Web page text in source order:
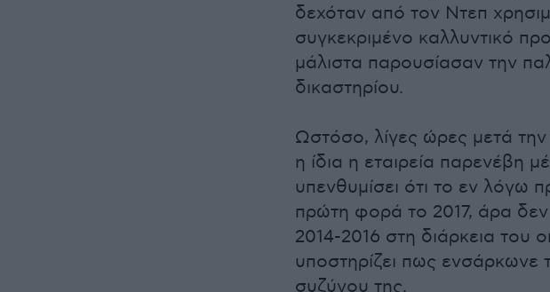
δεχόταν από τον Ντεπ
συγκεκριμένο καλλυντικό
μάλιστα παρουσίασαν την
δικαστηρίου.
Ωστόσο, λίγες ώρες μετά
η ίδια η εταιρεία παρενέβη
υπενθυμίσει ότι το εν λόγω
πρώτη φορά το 2017, άρα δεν
2014-2016 στη διάρκεια του
υποστηρίζει πως ενσάρκωνε
συζύγου της.